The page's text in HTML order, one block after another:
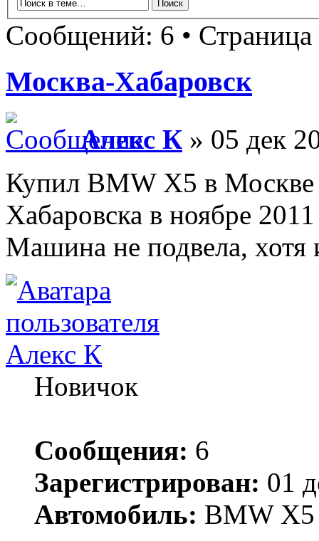
Сообщений: 6 • Страница
Москва-Хабаровск
Алекс К » 05 дек
Купил BMW X5 в Москве
Хабаровска в ноябре
Машина не подвела, хотя
Алекс К
Новичок
Сообщения: 6
Зарегистрирован: 01
Автомобиль: BMW X5